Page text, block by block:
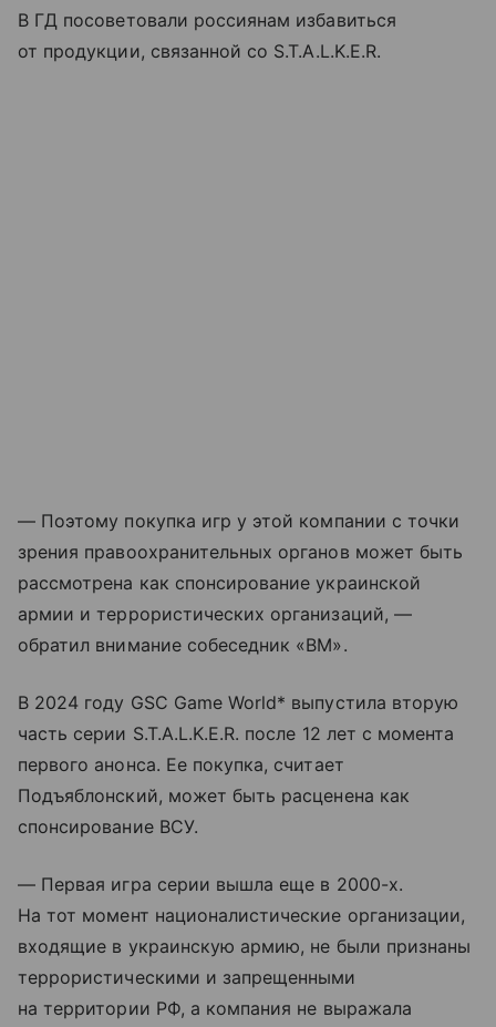
В ГД посоветовали россиянам избавиться
от продукции, связанной со S.T.A.L.K.E.R.
— Поэтому покупка игр у этой компании с точки
зрения правоохранительных органов может быть
рассмотрена как спонсирование украинской
армии и террористических организаций, —
обратил внимание собеседник «ВМ».
В 2024 году GSC Game World* выпустила вторую
часть серии S.T.A.L.K.E.R. после 12 лет с момента
первого анонса. Ее покупка, считает
Подъяблонский, может быть расценена как
спонсирование ВСУ.
— Первая игра серии вышла еще в 2000-х.
На тот момент националистические организации,
входящие в украинскую армию, не были признаны
террористическими и запрещенными
на территории РФ, а компания не выражала